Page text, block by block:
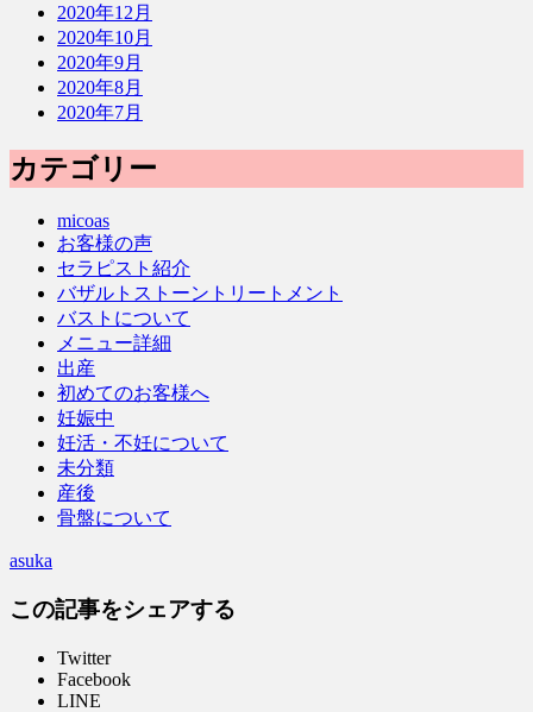
2020年12月
2020年10月
2020年9月
2020年8月
2020年7月
カテゴリー
micoas
お客様の声
セラピスト紹介
バザルトストーントリートメント
バストについて
メニュー詳細
出産
初めてのお客様へ
妊娠中
妊活・不妊について
未分類
産後
骨盤について
asuka
この記事をシェアする
Twitter
Facebook
LINE